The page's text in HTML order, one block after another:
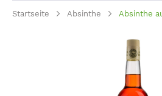
Startseite Absinthe Absinthe
Bildergalerie überspringen